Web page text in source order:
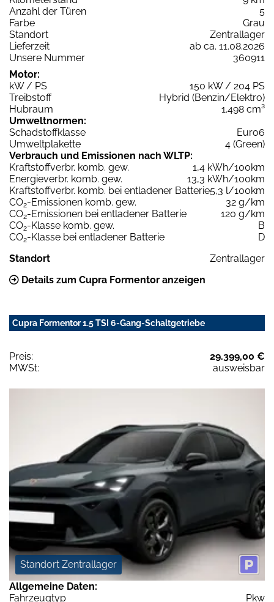
Anzahl der Türen
5
Farbe
Grau
Standort
Zentrallager
Lieferzeit
ab ca. 11.08.2026
Unsere Nummer
360911
Motor:
kW / PS
150 kW / 204 PS
Treibstoff
Hybrid (Benzin/Elektro)
Hubraum
1.498 cm³
Umweltnormen:
Schadstoffklasse
Euro6
Umweltplakette
4 (Green)
Verbrauch und Emissionen nach WLTP:
Kraftstoffverbr. komb. gew.
1,4 kWh/100km
Energieverbr. komb. gew.
13,3 kWh/100km
Kraftstoffverbr. komb. bei entladener Batterie5,3 l/100km
CO2-Emissionen komb. gew.
32 g/km
CO2-Emissionen bei entladener Batterie
120 g/km
CO2-Klasse komb. gew.
B
CO2-Klasse bei entladener Batterie
D
Standort
Zentrallager
Details zum Cupra Formentor anzeigen
Cupra Formentor 1.5 TSI 6-Gang-Schaltgetriebe
Preis:
29.399,00 €
MWSt:
ausweisbar
Standort Zentrallager
Allgemeine Daten:
Fahrzeugtyp
Pkw